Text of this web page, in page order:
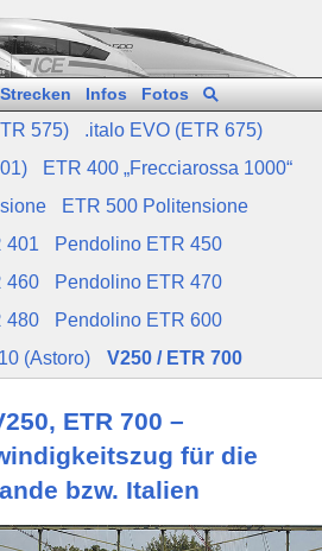
Strecken Infos Fotos
575)
.italo EVO (ETR 675)
ETR 400 „Frecciarossa 1000“
ETR 500 Politensione
401
Pendolino ETR 450
460
Pendolino ETR 470
480
Pendolino ETR 600
(Astoro)
V250 / ETR 700
ETR 700 –
für die
bzw. Italien